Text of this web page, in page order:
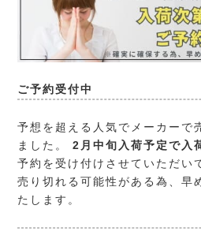
ご予約受付中
予想を超える人気でメーカーで
ました。2月中旬入荷予定で入
予約を受け付けさせていただい
売り切れる可能性がある為、早
たします。